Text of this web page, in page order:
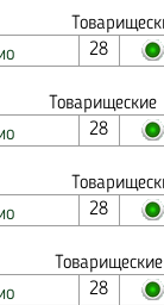
28
28
28
28